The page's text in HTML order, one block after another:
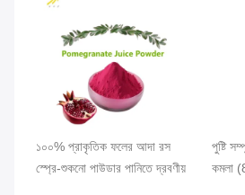
১০০% প্রাকৃতিক ফলের আদা রস
স্প্রে-শুকনো পাউডার পানিতে দ্রবণীয়
পুষ্টি
কমলা